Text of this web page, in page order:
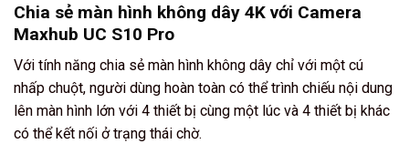
Chia sẻ màn hình không dây 4K với Camera
Maxhub UC S10 Pro
Với tính năng chia sẻ màn hình không dây chỉ với một cú
nhấp chuột, người dùng hoàn toàn có thể trình chiếu nội dung
lên màn hình lớn với 4 thiết bị cùng một lúc và 4 thiết bị khác
có thể kết nối ở trạng thái chờ.